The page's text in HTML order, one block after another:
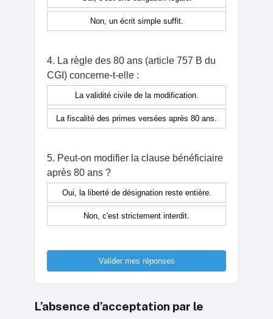
Non, un écrit simple suffit.
4. La règle des 80 ans (article 757 B du
CGI) concerne-t-elle :
La validité civile de la modification.
La fiscalité des primes versées après 80 ans.
5. Peut-on modifier la clause bénéficiaire
après 80 ans ?
Oui, la liberté de désignation reste entière.
Non, c'est strictement interdit.
Valider mes réponses
L’absence d’acceptation par le